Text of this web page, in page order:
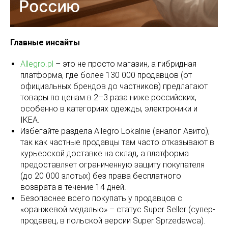
Главные инсайты
Allegro.pl – это не просто магазин, а гибридная
платформа, где более 130 000 продавцов (от
официальных брендов до частников) предлагают
товары по ценам в 2–3 раза ниже российских,
особенно в категориях одежды, электроники и
IKEA.
Избегайте раздела Allegro Lokalnie (аналог Авито),
так как частные продавцы там часто отказывают в
курьерской доставке на склад, а платформа
предоставляет ограниченную защиту покупателя
(до 20 000 злотых) без права бесплатного
возврата в течение 14 дней.
Безопаснее всего покупать у продавцов с
«оранжевой медалью» – статус Super Seller (супер-
продавец, в польской версии Super Sprzedawca).